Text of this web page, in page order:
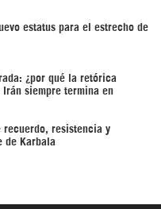
estatus para el estrecho de
¿por qué la retórica
Irán siempre termina en
recuerdo, resistencia y
de Karbala